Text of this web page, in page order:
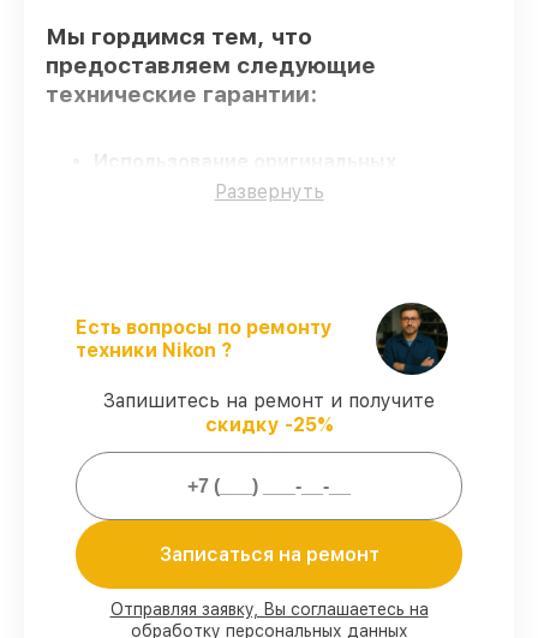
Мы гордимся тем, что
предоставляем следующие
технические гарантии:
– гарантируем использование
– сервис
объектива 28mm f/1.4E ED AF-S Nikkor
выполняется строго в оговоренные
Гарантийное обслуживание–
предоставляем официальное
гарантийное сопровождение после
восстановления.
Мы гарантируем:
80%работ в присутствии заказчика
Развернуть
Есть вопросы по ремонту
техники Nikon ?
Запишитесь на ремонт и получите
скидку -25%
Записаться на ремонт
Отправляя заявку, Вы соглашаетесь на
обработку персональных данных